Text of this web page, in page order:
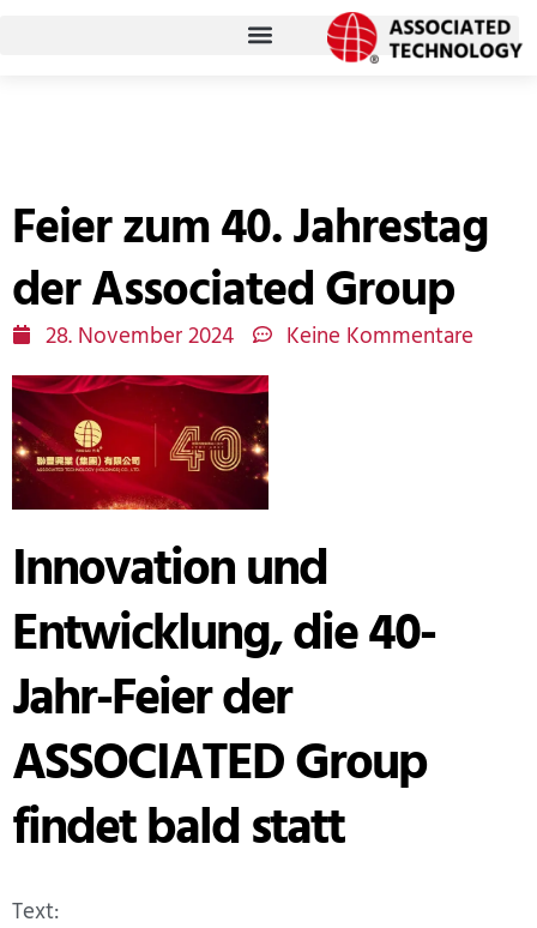
Feier zum 40. Jahrestag
der Associated Group
28. November 2024 Keine Kommentare
Innovation und
Entwicklung, die 40-
Jahr-Feier der
ASSOCIATED Group
findet bald statt
Text: